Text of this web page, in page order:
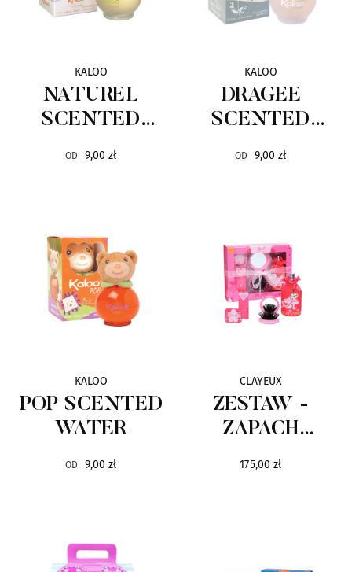
KALOO
NATUREL
SCENTED
WATER
OD 9,00 zł
KALOO
DRAGEE
SCENTED
WATER
OD 9,00 zł
KALOO
POP SCENTED
WATER
OD 9,00 zł
CLAYEUX
ZESTAW -
ZAPACH
CLAYEUX GIRL
175,00 zł